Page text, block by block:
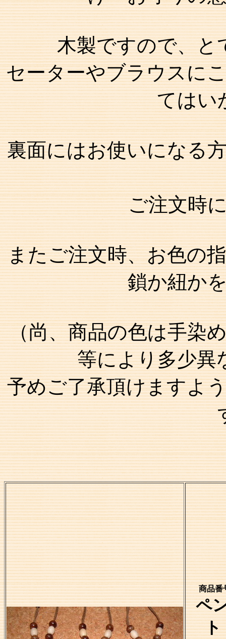
木製ですので、と
セーターやブラウスに
てはい
裏面にはお使いになる
ご注文時
またご注文時、お色の
鎖か紐か
（尚、商品の色は手染
等により多少異
予めご了承頂けますよ
商品
ペ
ト